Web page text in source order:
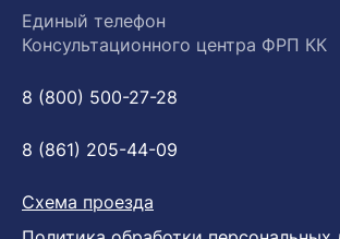
Единый телефон
Консультационного центра ФРП КК
8 (800) 500-27-28
8 (861) 205-44-09
Схема проезда